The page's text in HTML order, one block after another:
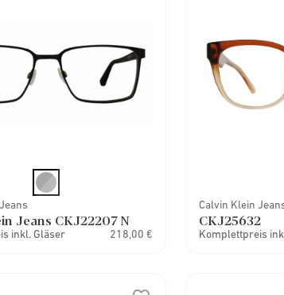
Jeans CKJ22207 N
inkl. Gläser 218,00 €
Calvin Klein
CKJ25632
Komplettpreis